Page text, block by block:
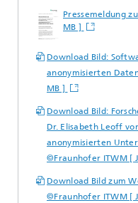
Pressemeldung
MB ]
Download Bild:
anonymisierten
MB ]
Download Bild:
Dr. Elisabeth Leoff
anonymisierten
©Fraunhofer ITWM [
Download Bild zum
©Fraunhofer ITWM [